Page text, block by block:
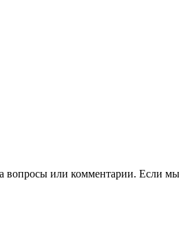
вопросы или комментарии. Если мы